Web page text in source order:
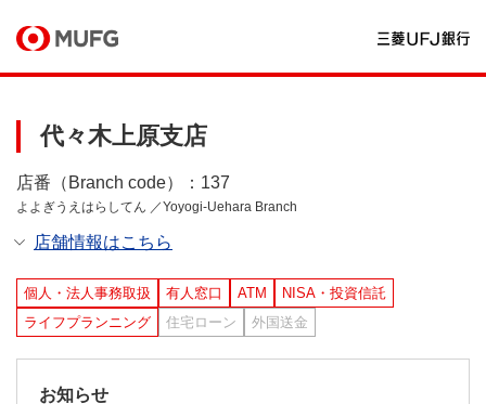
代々木上原支店
店番（Branch code）：137
よよぎうえはらしてん ／Yoyogi-Uehara Branch
店舗情報はこちら
個人・法人事務取扱 有人窓口 ATM
NISA・投資信託
ライフプランニング
住宅ローン 外国送金
お知らせ